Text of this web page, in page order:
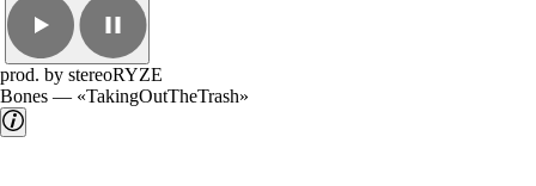
prod. by stereoRYZE
Bones — «TakingOutTheTrash»